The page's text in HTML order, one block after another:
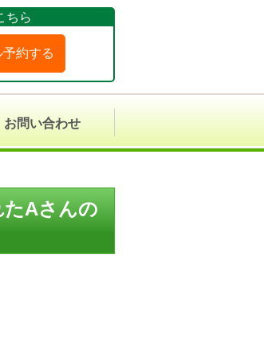
ちら
予約する
お問い合わせ
Aさんの